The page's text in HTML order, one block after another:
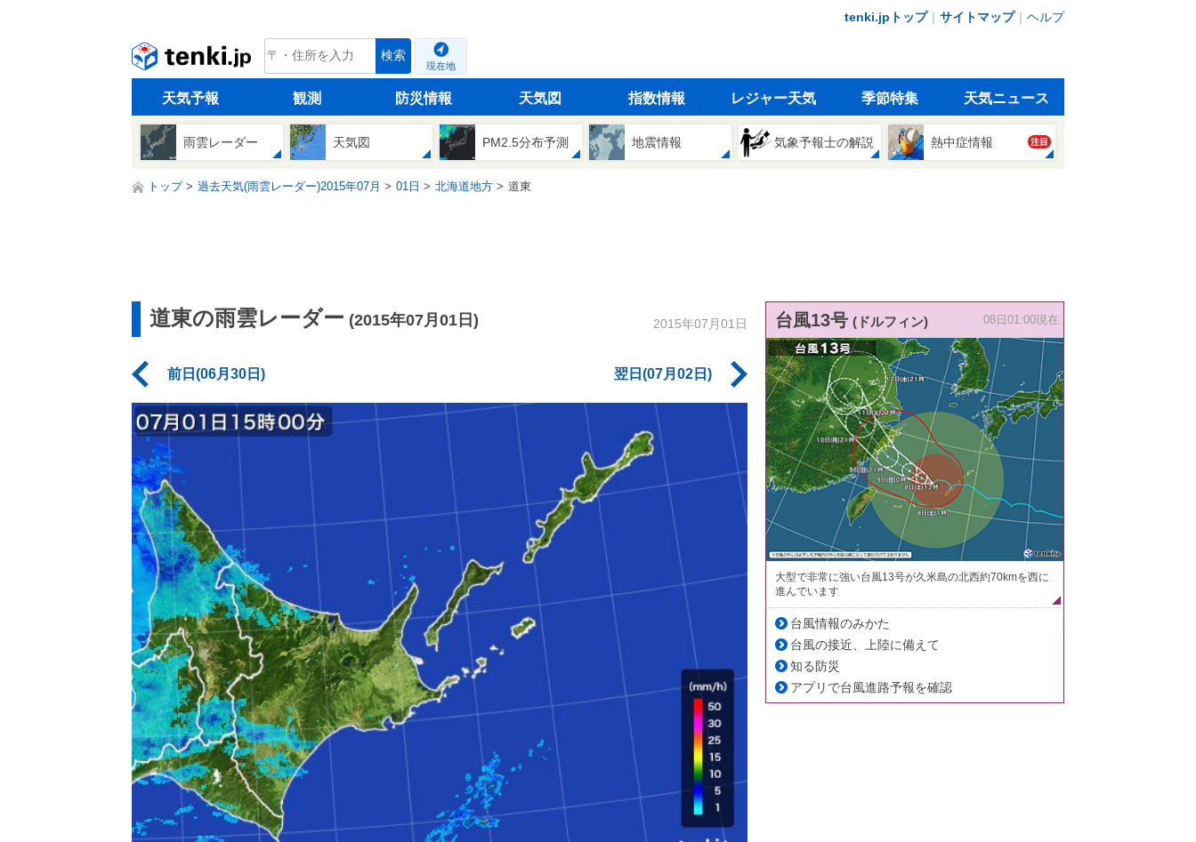
tenki.jpトップ｜ サイトマップ｜ ヘルプ
tenki.jp 検索
現在地
天気予報 観測 防災情報 天気図 指数情報 レジャー天気 季節特集 天気ニュース
雨雲レーダー 天気図 PM2.5分布予測 地震情報 気象予報士の解説 熱中症情報 注目
トップ 過去天気(雨雲レーダー)2015年07月 01日 北海道地方 道東
道東の雨雲レーダー (2015年07月01日) 2015年07月01日
前日(06月30日) 翌日(07月02日)
台風13号 (ドルフィン) 08日01:00現在
大型で非常に強い台風13号が久米島の北西約70kmを西に
進んでいます
台風情報のみかた
台風の接近、上陸に備えて
知る防災
アプリで台風進路予報を確認